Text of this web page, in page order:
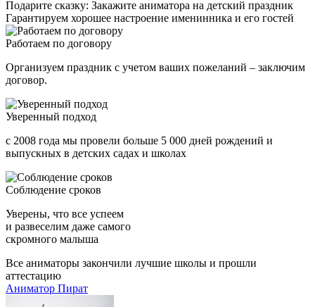
Подарите сказку: Закажите аниматора на детский праздник
Гарантируем хорошее настроение именинника и его гостей
Работаем по договору
Организуем праздник с учетом ваших пожеланий – заключим
договор.
Уверенный подход
с 2008 года мы провели больше 5 000 дней рождений и
выпускных в детских садах и школах
Соблюдение сроков
Уверены, что все успеем
и развеселим даже самого
скромного малыша
Все аниматоры закончили лучшие школы и прошли
аттестацию
Аниматор Пират